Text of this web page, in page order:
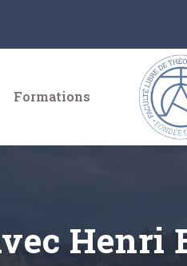
Formations
Henri